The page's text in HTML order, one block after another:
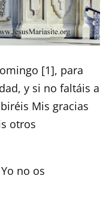
[1], para
y si no faltáis a
Mis gracias
otros
no os